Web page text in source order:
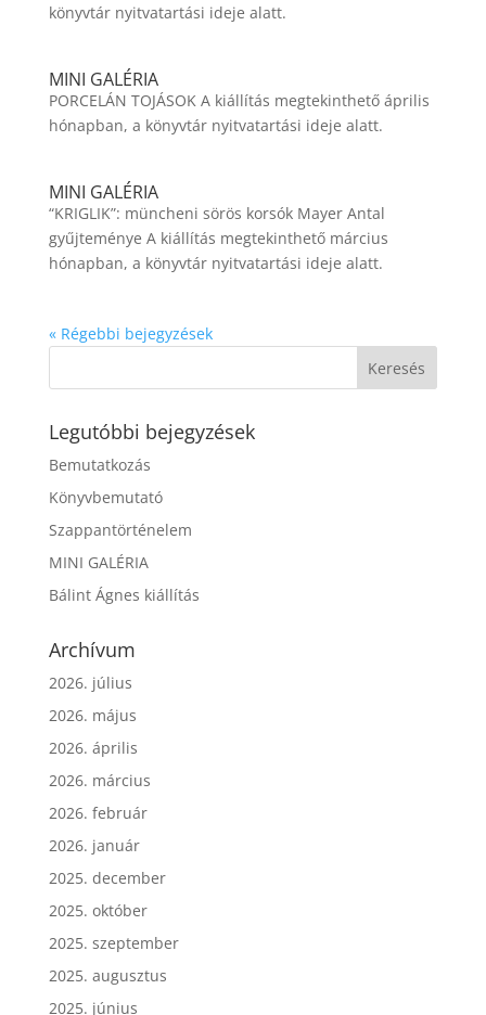
könyvtár nyitvatartási ideje alatt.
MINI GALÉRIA
PORCELÁN TOJÁSOK A kiállítás megtekinthető április
hónapban, a könyvtár nyitvatartási ideje alatt.
MINI GALÉRIA
“KRIGLIK”: müncheni sörös korsók Mayer Antal
gyűjteménye A kiállítás megtekinthető március
hónapban, a könyvtár nyitvatartási ideje alatt.
« Régebbi bejegyzések
Legutóbbi bejegyzések
Bemutatkozás
Könyvbemutató
Szappantörténelem
MINI GALÉRIA
Bálint Ágnes kiállítás
Archívum
2026. július
2026. május
2026. április
2026. március
2026. február
2026. január
2025. december
2025. október
2025. szeptember
2025. augusztus
2025. június